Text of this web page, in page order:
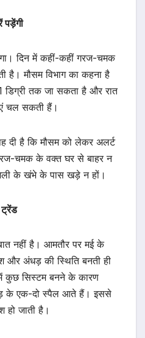
पड़ेंगी
दिन में कहीं-कहीं गरज-चमक
है। मौसम विभाग का कहना है
डिग्री तक जा सकता है और रात
चल सकती हैं।
दी है कि मौसम को लेकर अलर्ट
चमक के वक्त घर से बाहर न
के खंभे के पास खड़े न हों।
ट्रेंड
नहीं है। आमतौर पर मई के
और अंधड़ की स्थिति बनती ही
कुछ सिस्टम बनने के कारण
के एक-दो स्पैल आते हैं। इससे
हो जाती है।